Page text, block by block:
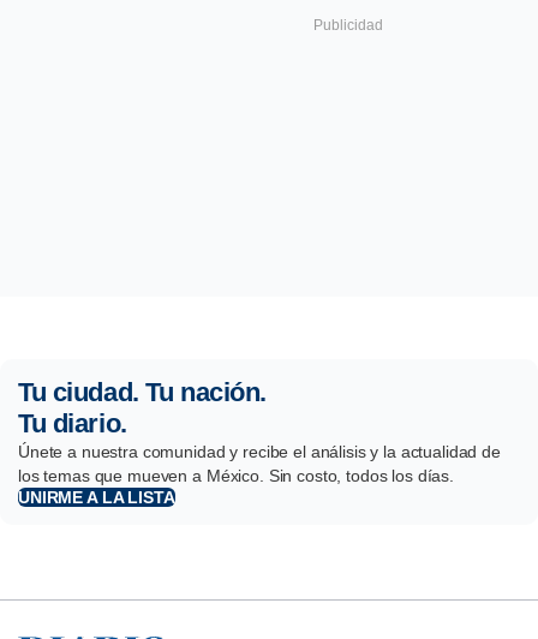
Tu ciudad. Tu nación.
Tu diario.
Únete a nuestra comunidad y recibe el análisis y la actualidad de
los temas que mueven a México. Sin costo, todos los días.
UNIRME A LA LISTA